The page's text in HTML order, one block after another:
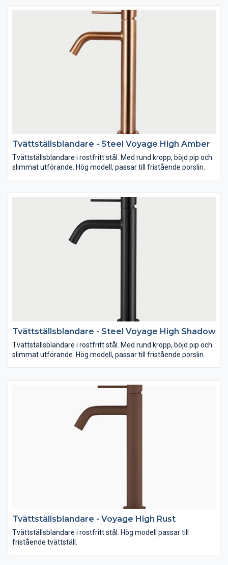
Tvättställsblandare - Steel Voyage High Amber
Tvättställsblandare i rostfritt stål. Med rund kropp, böjd pip och
slimmat utförande. Hög modell, passar till fristående porslin.
Tvättställsblandare - Steel Voyage High Shadow
Tvättställsblandare i rostfritt stål. Med rund kropp, böjd pip och
slimmat utförande. Hög modell, passar till fristående porslin.
Tvättställsblandare - Voyage High Rust
Tvättställsblandare i rostfritt stål. Hög modell passar till
fristående tvättställ.